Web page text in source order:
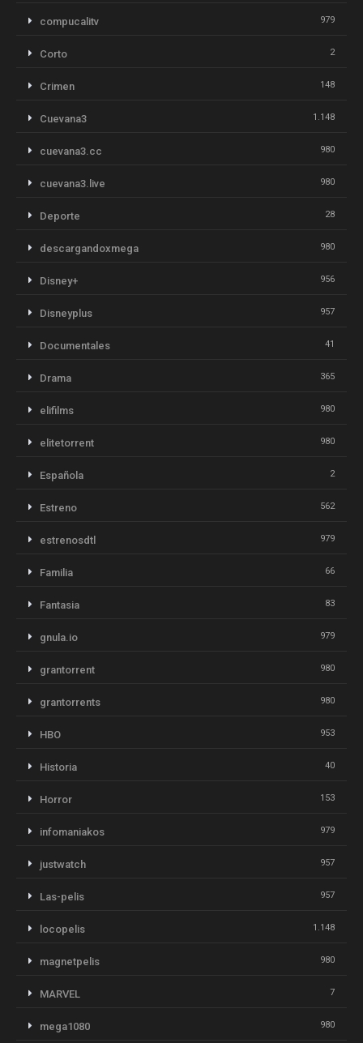
compucalitv 979
Corto 2
Crimen 148
Cuevana3 1.148
cuevana3.cc 980
cuevana3.live 980
Deporte 28
descargandoxmega 980
Disney+ 956
Disneyplus 957
Documentales 41
Drama 365
elifilms 980
elitetorrent 980
Española 2
Estreno 562
estrenosdtl 979
Familia 66
Fantasia 83
gnula.io 979
grantorrent 980
grantorrents 980
HBO 953
Historia 40
Horror 153
infomaniakos 979
justwatch 957
Las-pelis 957
locopelis 1.148
magnetpelis 980
MARVEL 7
mega1080 980